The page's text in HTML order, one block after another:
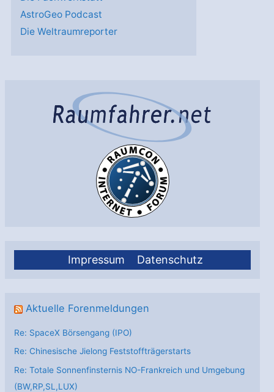
Impressum Datenschutz
Aktuelle Forenmeldungen
Re: SpaceX Börsengang (IPO)
Re: Chinesische Jielong Feststoffträgerstarts
Re: Totale Sonnenfinsternis NO-Frankreich und Umgebung
(BW,RP,SL,LUX)
AstroGeo Podcast
Die Weltraumreporter